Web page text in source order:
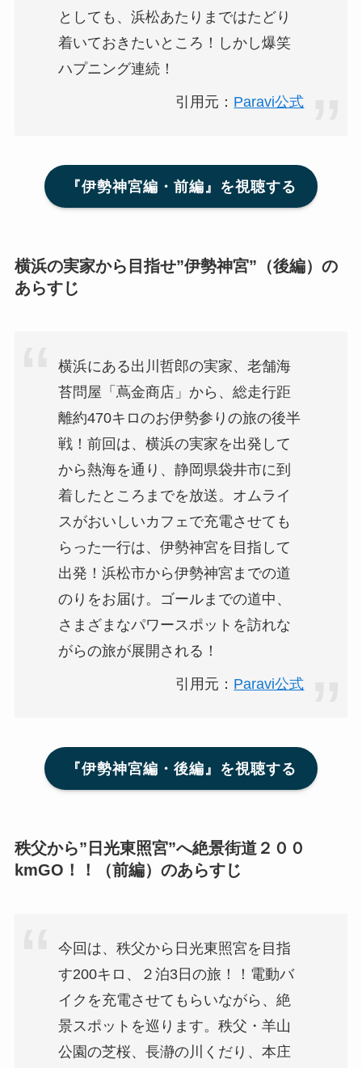
としても、浜松あたりまではたどり
着いておきたいところ！しかし爆笑
ハプニング連続！
引用元： Paravi公式
『伊勢神宮編・前編』を視聴する
横浜の実家から目指せ”伊勢神宮”（後編）の
あらすじ
横浜にある出川哲郎の実家、老舗海
苔問屋「蔦金商店」から、総走行距
離約470キロのお伊勢参りの旅の後半
戦！前回は、横浜の実家を出発して
から熱海を通り、静岡県袋井市に到
着したところまでを放送。オムライ
スがおいしいカフェで充電させても
らった一行は、伊勢神宮を目指して
出発！浜松市から伊勢神宮までの道
のりをお届け。ゴールまでの道中、
さまざまなパワースポットを訪れな
がらの旅が展開される！
引用元： Paravi公式
『伊勢神宮編・後編』を視聴する
秩父から”日光東照宮”へ絶景街道２００
kmGO！！（前編）のあらすじ
今回は、秩父から日光東照宮を目指
す200キロ、２泊3日の旅！！電動バ
イクを充電させてもらいながら、絶
景スポットを巡ります。秩父・羊山
公園の芝桜、長瀞の川くだり、本庄